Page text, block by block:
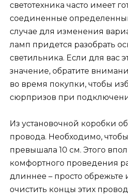
светотехника часто имеет
соединенные
случае для изменения
ламп придется разобрать
светильника. Если для вас
значение, обратите
во время покупки, чтобы
сюрпризов при
Из установочной коробки
провода. Необходимо,
превышала 10 см. Этого
комфортного проведения
длиннее – просто обрежьте
очистить концы этих